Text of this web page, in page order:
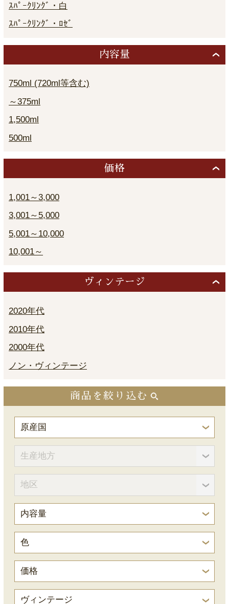
ｽﾊﾟｰｸﾘﾝｸﾞ・白
ｽﾊﾟｰｸﾘﾝｸﾞ・ﾛｾﾞ
内容量
750ml (720ml等含む)
～375ml
1,500ml
500ml
価格
1,001～3,000
3,001～5,000
5,001～10,000
10,001～
ヴィンテージ
2020年代
2010年代
2000年代
ノン・ヴィンテージ
商品を絞り込む